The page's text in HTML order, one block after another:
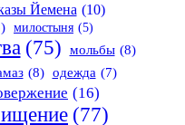
Йемена (10)
милостыня (5)
(75) мольбы (8)
(8) одежда (7)
(16)
(77)